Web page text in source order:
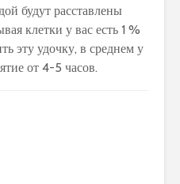
будут расставлены
клетки у вас есть 1 %
эту удочку, в среднем у
от 4-5 часов.